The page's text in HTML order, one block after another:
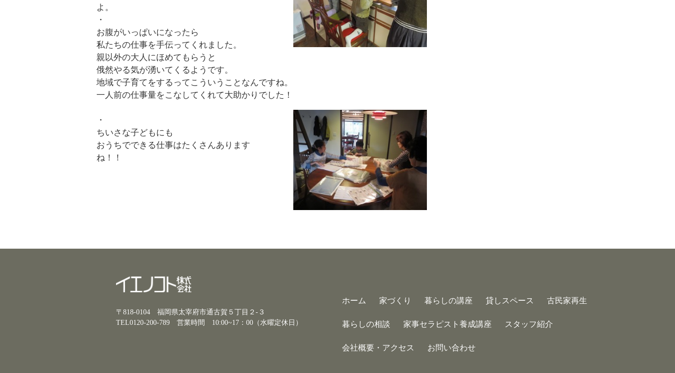
よ。
・
お腹がいっぱいになったら
私たちの仕事を手伝ってくれました。
親以外の大人にほめてもらうと
俄然やる気が湧いてくるようです。
地域で子育てをするってこういうことなんですね。
一人前の仕事量をこなしてくれて大助かりでした！
・
ちいさな子どもにも
おうちでできる仕事はたくさんあります
ね！！
ホーム 家づくり 暮らしの講座 貸しスペース 古民家再生
暮らしの相談 家事セラピスト養成講座 スタッフ紹介
会社概要・アクセス お問い合わせ
〒818-0104 福岡県太宰府市通古賀５丁目２-３
TEL0120-200-789 営業時間 10:00~17：00（水曜定休日）